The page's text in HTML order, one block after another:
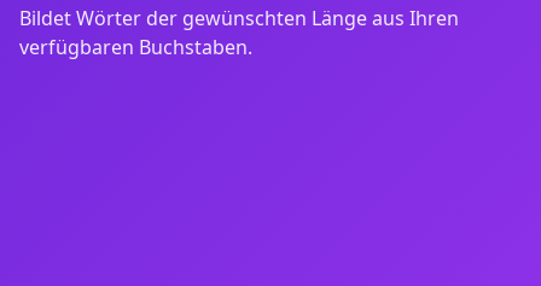
Bildet Wörter der gewünschten Länge aus Ihren
verfügbaren Buchstaben.